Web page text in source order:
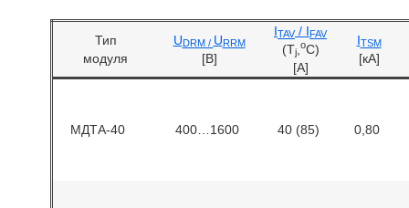
Тип
модуля
U DRM / U RRM
[B]
ITAV/ I FAV
(Tj, oC)
[A]
ITSM
[кA]
МДТА-40 400…1600 40 (85) 0,80